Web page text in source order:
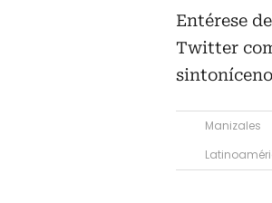
Entérese
Twitter
Manizales